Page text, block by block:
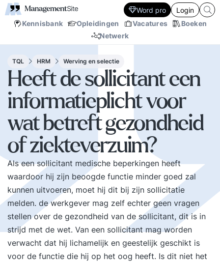
Kennisbank Opleidingen Vacatures
Boeken
Netwerk
Word pro Login
TQL HRM Werving en selectie
Heeft de sollicitant een
informatieplicht voor
wat betreft gezondheid
of ziekteverzuim?
Als een sollicitant medische beperkingen heeft
waardoor hij zijn beoogde functie minder goed zal
kunnen uitvoeren, moet hij dit bij zijn sollicitatie
melden. de werkgever mag zelf echter geen vragen
stellen over de gezondheid van de sollicitant, dit is in
strijd met de wet. Van een sollicitant mag worden
verwacht dat hij lichamelijk en geestelijk geschikt is
voor de functie die hij op het oog heeft. Is dit niet het